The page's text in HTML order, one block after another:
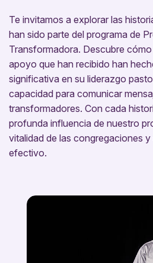
Te invitamos a explorar las
han sido parte del programa de
Transformadora. Descubre
apoyo que han recibido han
significativa en su liderazgo
capacidad para comunicar
transformadores. Con cada
profunda influencia de nuestro
vitalidad de las congregaciones
efectivo.